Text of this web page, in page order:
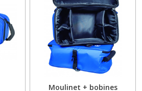
Moulinet + bobines